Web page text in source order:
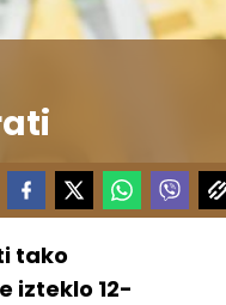
tako
izteklo 12-